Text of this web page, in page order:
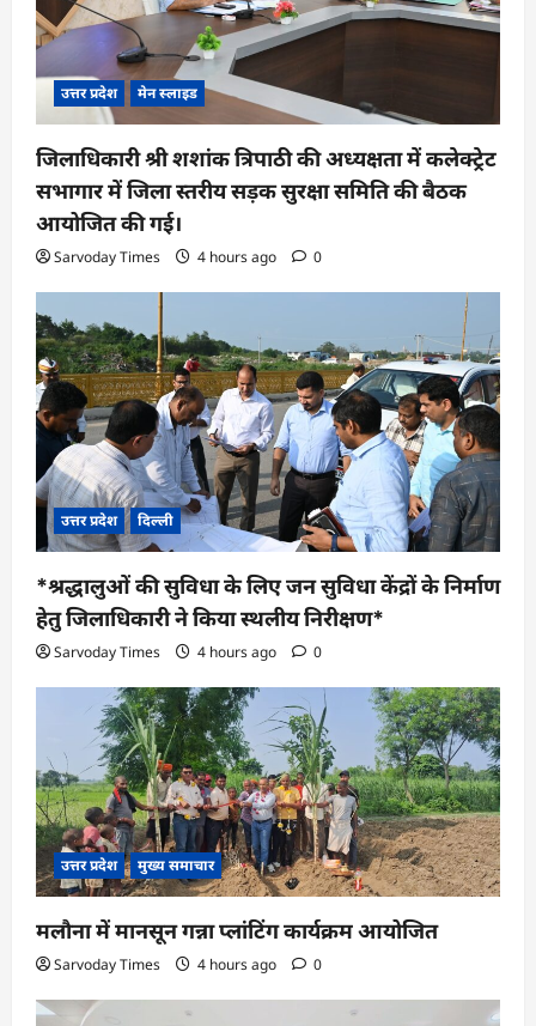
उत्तर प्रदेश मेन स्लाइड
जिलाधिकारी श्री शशांक त्रिपाठी की अध्यक्षता में कलेक्ट्रेट
सभागार में जिला स्तरीय सड़क सुरक्षा समिति की बैठक
आयोजित की गई।
Sarvoday Times 4 hours ago 0
उत्तर प्रदेश दिल्ली
*श्रद्धालुओं की सुविधा के लिए जन सुविधा केंद्रों के निर्माण
हेतु जिलाधिकारी ने किया स्थलीय निरीक्षण*
Sarvoday Times 4 hours ago 0
उत्तर प्रदेश मुख्य समाचार
मलौना में मानसून गन्ना प्लांटिंग कार्यक्रम आयोजित
Sarvoday Times 4 hours ago 0